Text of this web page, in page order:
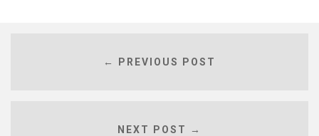
← PREVIOUS POST
NEXT POST →